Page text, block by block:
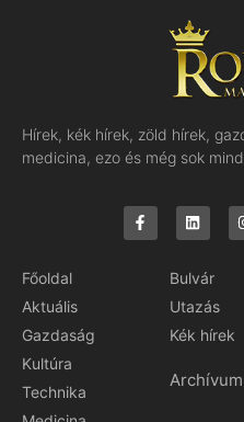
Hírek, kék hírek, zöld hírek,
medicina, ezo és még sok
Főoldal
Aktuális
Gazdaság
Kultúra
Technika
Bulvár
Utazás
Kék hírek
Archívum